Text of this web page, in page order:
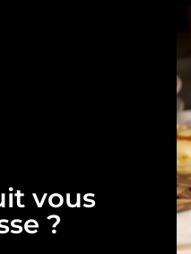
vous
?